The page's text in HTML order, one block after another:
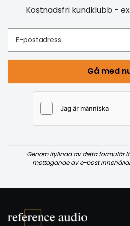
Kostnadsfri kundklubb -
E-postadress
Gå med
Genom ifyllnad av detta formulär
mottagande av e-post